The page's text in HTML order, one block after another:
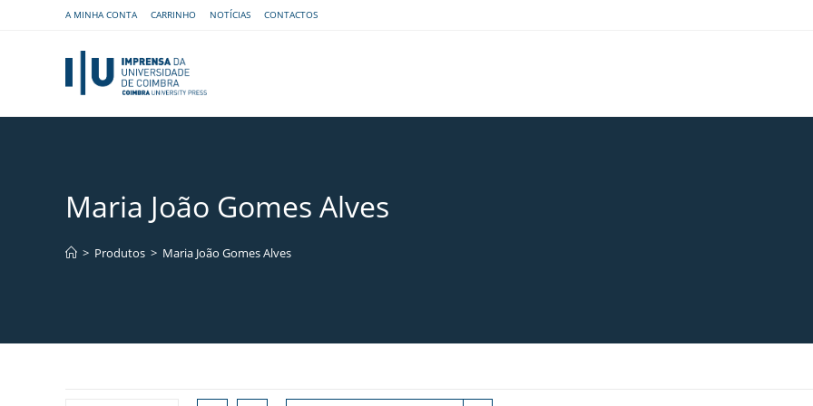
A MINHA CONTA CARRINHO NOTÍCIAS CONTACTOS
Maria João Gomes Alves
> Produtos > Maria João Gomes Alves